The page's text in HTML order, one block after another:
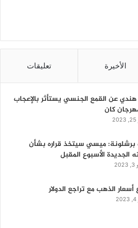
الأخيرة تعليقات
عن القمع الجنسي يستأثر بالإعجاب
كان
ميسي سيتخذ قراره بشأن
الجديدة الأسبوع المقبل
أسعار الذهب مع تراجع الدولار